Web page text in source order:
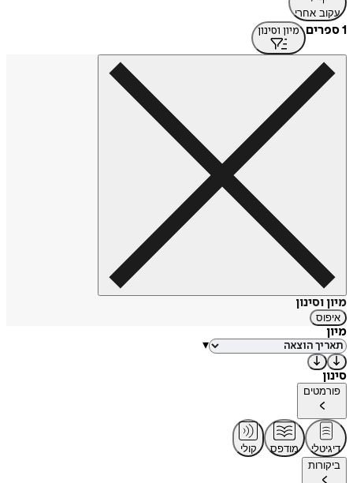
עקוב אחרי
1 ספרים מיון וסינון
מיון וסינון
איפוס
מיון
▾
סינון
פורמטים
דיגיטלי מודפס
קולי
ביקורות